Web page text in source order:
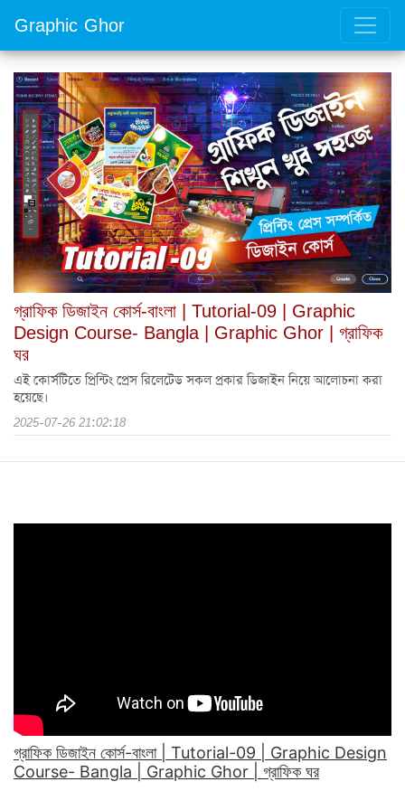
Graphic Ghor
গ্রাফিক ডিজাইন কোর্স-বাংলা | Tutorial-09 | Graphic
Design Course- Bangla | Graphic Ghor | গ্রাফিক
ঘর
এই কোর্সটিতে প্রিন্টিং প্রেস রিলেটেড সকল প্রকার ডিজাইন নিয়ে আলোচনা করা
হয়েছে।
2025-07-26 21:02:18
গ্রাফিক ডিজাইন কোর্স-বাংলা | Tutorial-09 | Graphic Design
Course- Bangla | Graphic Ghor | গ্রাফিক ঘর